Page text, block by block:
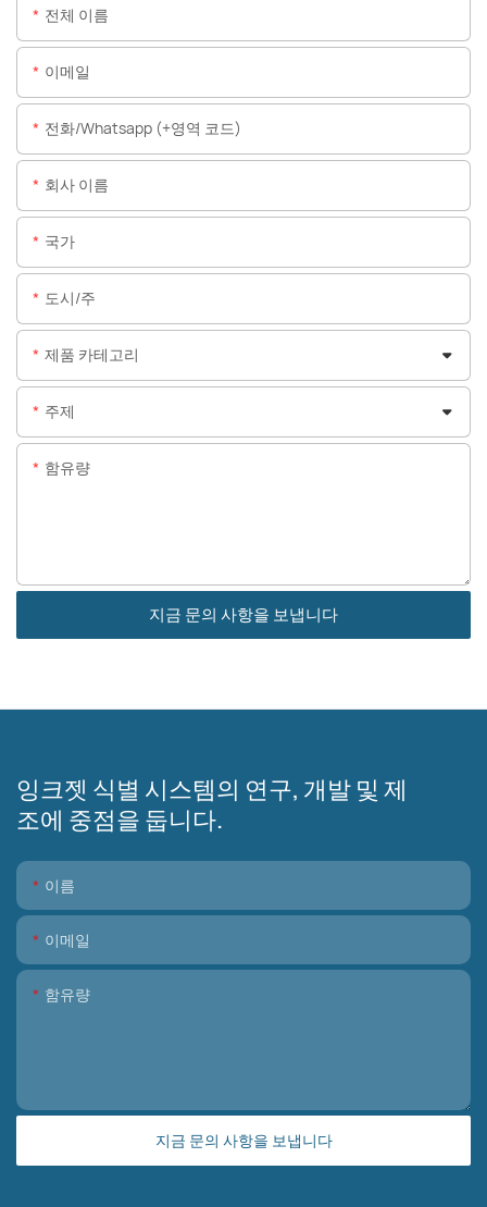
전체 이름
이메일
전화/whatsapp (+영역 코드)
회사 이름
국가
도시/주
제품 카테고리
주제
함유량
지금 문의 사항을 보냅니다
잉크젯 식별 시스템의 연구, 개발 및 제
조에 중점을 둡니다.
이름
이메일
함유량
지금 문의 사항을 보냅니다